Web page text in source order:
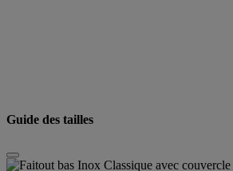
Guide des tailles